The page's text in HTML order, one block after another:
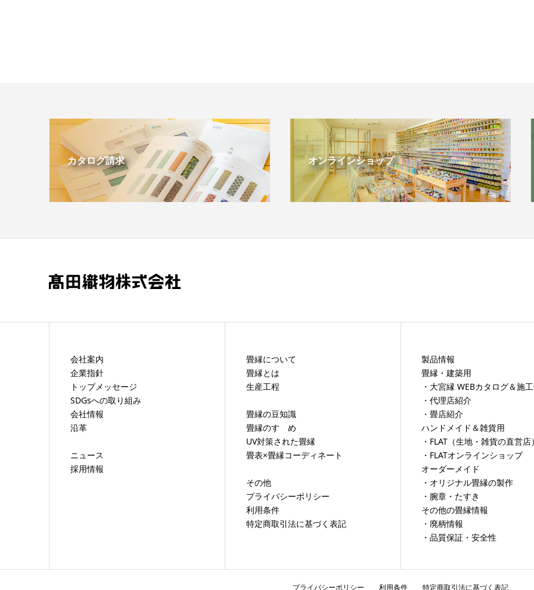
カタログ請求 オンラインショップ
会社案内
企業指針
トップメッセージ
SDGsへの取り組み
会社情報
沿革
ニュース
採用情報
畳縁について
畳縁とは
生産工程
畳縁の豆知識
畳縁のすゝめ
UV対策された畳縁
畳表×畳縁コーディネート
その他
プライバシーポリシー
利用条件
特定商取引法に基づく表記
製品情報
畳縁・建築用
・大宮縁 WEBカタログ＆施
・代理店紹介
・畳店紹介
ハンドメイド＆雑貨用
・FLAT（生地・雑貨の直営店
・FLATオンラインショップ
オーダーメイド
・オリジナル畳縁の製作
・腕章・たすき
その他の畳縁情報
・廃柄情報
・品質保証・安全性
プライバシーポリシー 利用条件 特定商取引法に基づく表記